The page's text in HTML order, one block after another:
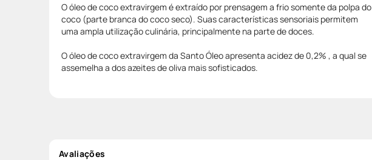
O óleo de coco extravirgem é extraído por prensagem a frio somente da polpa do
coco (parte branca do coco seco). Suas características sensoriais permitem
uma ampla utilização culinária, principalmente na parte de doces.
O óleo de coco extravirgem da Santo Óleo apresenta acidez de 0,2% , a qual se
assemelha a dos azeites de oliva mais sofisticados.
Avaliações